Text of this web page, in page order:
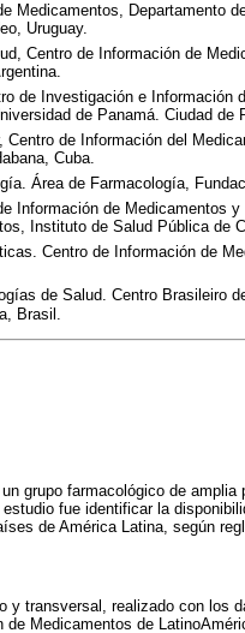
Medicamentos, Departamento
Uruguay.
Centro de Información de
de Investigación e
de Panamá. Ciudad de
Centro de Información del
Cuba.
Área de Farmacología,
Información de Medicamentos
Instituto de Salud Pública de
Centro de Información de
de Salud. Centro Brasileiro
Brasil.
grupo farmacológico de
fue identificar la
de América Latina, según
y transversal, realizado con los
de Medicamentos de